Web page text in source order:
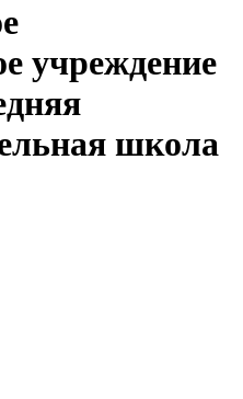
учреждение
школа